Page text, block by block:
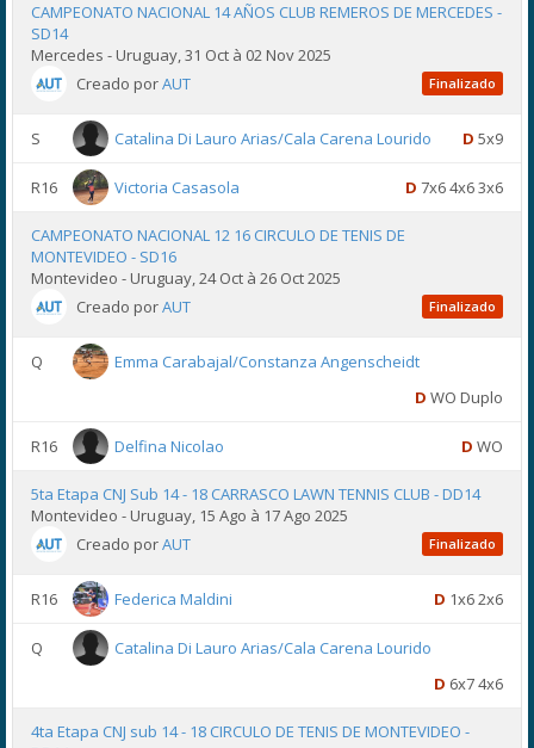
CAMPEONATO NACIONAL 14 AÑOS CLUB REMEROS DE MERCEDES -
SD14
Mercedes - Uruguay, 31 Oct à 02 Nov 2025
Creado porAUT Finalizado
S Catalina Di Lauro Arias/Cala Carena Lourido D 5x9
R16 Victoria Casasola D 7x6 4x6 3x6
CAMPEONATO NACIONAL 12 16 CIRCULO DE TENIS DE
MONTEVIDEO - SD16
Montevideo - Uruguay, 24 Oct à 26 Oct 2025
Creado porAUT Finalizado
Q
Emma Carabajal/Constanza Angenscheidt
D WO Duplo
R16 Delfina Nicolao D WO
5ta Etapa CNJ Sub 14 - 18 CARRASCO LAWN TENNIS CLUB - DD14
Montevideo - Uruguay, 15 Ago à 17 Ago 2025
Creado porAUT Finalizado
R16 Federica Maldini D 1x6 2x6
Q
Catalina Di Lauro Arias/Cala Carena Lourido
D 6x7 4x6
4ta Etapa CNJ sub 14 - 18 CIRCULO DE TENIS DE MONTEVIDEO -